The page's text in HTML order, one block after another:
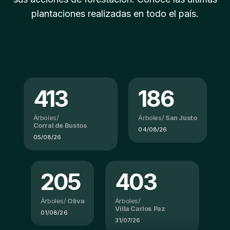
plantaciones realizadas en todo el país.
413
Árboles/
Corral de Bustos
05/08/26
186
Árboles/ San Justo
04/08/26
205
Árboles/ Oliva
01/08/26
403
Árboles/
Villa Carlos Paz
31/07/26